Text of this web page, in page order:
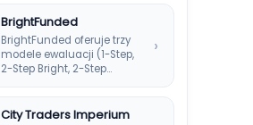
DNA Markets. Oferuje…
BrightFunded
BrightFunded oferuje trzy
modele ewaluacji (1-Step,
2-Step Bright, 2-Step
consistency rule,…
›
City Traders Imperium